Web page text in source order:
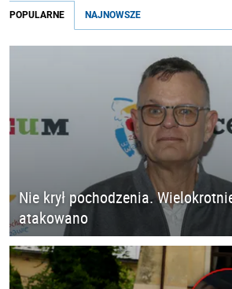
POPULARNE NAJNOWSZE
Nie krył pochodzenia.
atakowano